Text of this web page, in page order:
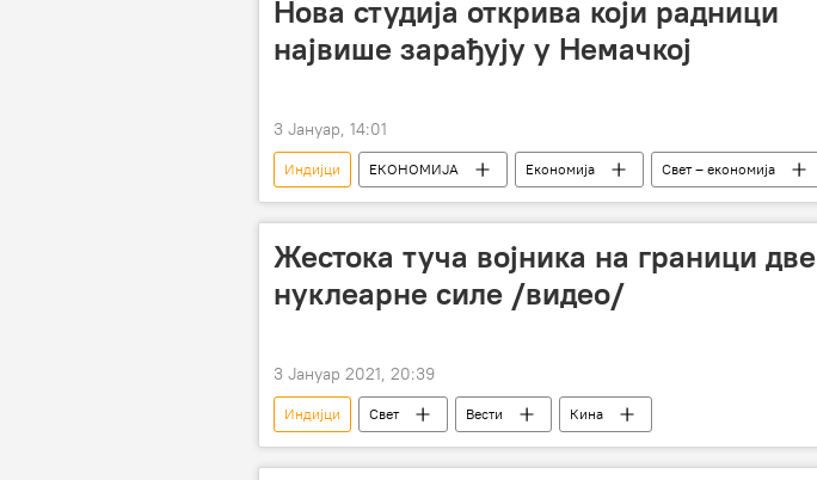
Нова студија открива који радници
највише зарађују у Немачкој
3 Јануар, 14:01
Индијци ЕКОНОМИЈА Економија Свет – економија
радници
плате
Жестока туча војника на граници две
нуклеарне силе /видео/
3 Јануар 2021, 20:39
Индијци Свет Вести Кина